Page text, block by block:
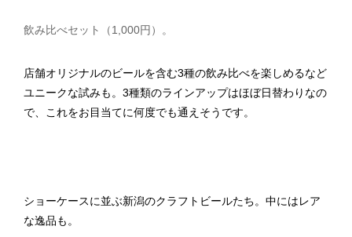
飲み比べセット（1,000円）。
店舗オリジナルのビールを含む3種の飲み比べを楽しめるなど
ユニークな試みも。3種類のラインアップはほぼ日替わりなの
で、これをお目当てに何度でも通えそうです。
ショーケースに並ぶ新潟のクラフトビールたち。中にはレア
な逸品も。